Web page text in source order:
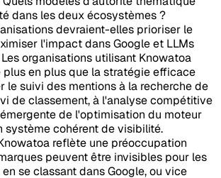
dans les deux écosystèmes ?
devraient-elles prioriser le
l'impact dans Google et LLMs
organisations utilisant Knowatoa
plus en plus que la stratégie efficace
le suivi des mentions à la recherche de
de classement, à l'analyse compétitive
de l'optimisation du moteur
système cohérent de visibilité.
reflète une préoccupation
peuvent être invisibles pour les
se classant dans Google, ou vice